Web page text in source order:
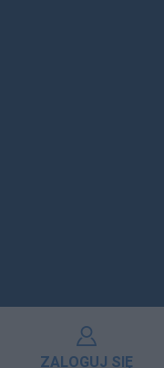
ZALOGUJ SIĘ